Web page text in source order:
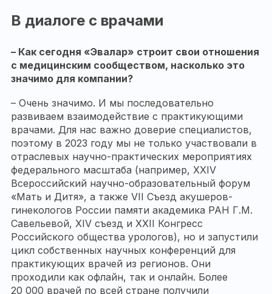
В диалоге с врачами
– Как сегодня «Эвалар» строит свои отношения
с медицинским сообществом, насколько это
значимо для компании?
– Очень значимо. И мы последовательно
развиваем взаимодействие с практикующими
врачами. Для нас важно доверие специалистов,
поэтому в 2023 году мы не только участвовали в
отраслевых научно-практических мероприятиях
федерального масштаба (например, XXIV
Всероссийский научно-образовательный форум
«Мать и Дитя», а также VII Съезд акушеров-
гинекологов России памяти академика РАН Г.М.
Савельевой, XIV съезд и XXII Конгресс
Российского общества урологов), но и запустили
цикл собственных научных конференций для
практикующих врачей из регионов. Они
проходили как офлайн, так и онлайн. Более
20 000 врачей по всей стране получили